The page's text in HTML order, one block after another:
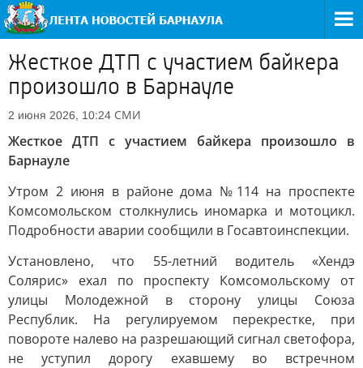
Жесткое ДТП с участием байкера
произошло в Барнауле
2 июня 2026, 10:24 СМИ
Жесткое ДТП с участием байкера произошло в
Барнауле
Утром 2 июня в районе дома №114 на проспекте
Комсомольском столкнулись иномарка и мотоцикл.
Подробности аварии сообщили в Госавтоинспекции.
Установлено, что 55-летний водитель «Хендэ
Солярис» ехал по проспекту Комсомольскому от
улицы Молодежной в сторону улицы Союза
Республик. На регулируемом перекрестке, при
повороте налево на разрешающий сигнал светофора,
не уступил дорогу ехавшему во встречном